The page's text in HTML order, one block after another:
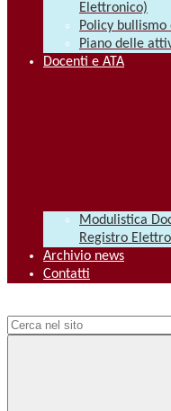
Elettronico)
Policy
Piano delle
Docenti e ATA
Modulistica
Registro
Archivio news
Contatti